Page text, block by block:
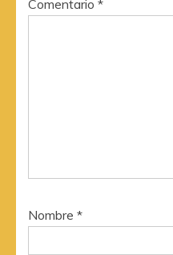
Comentario *
Nombre *